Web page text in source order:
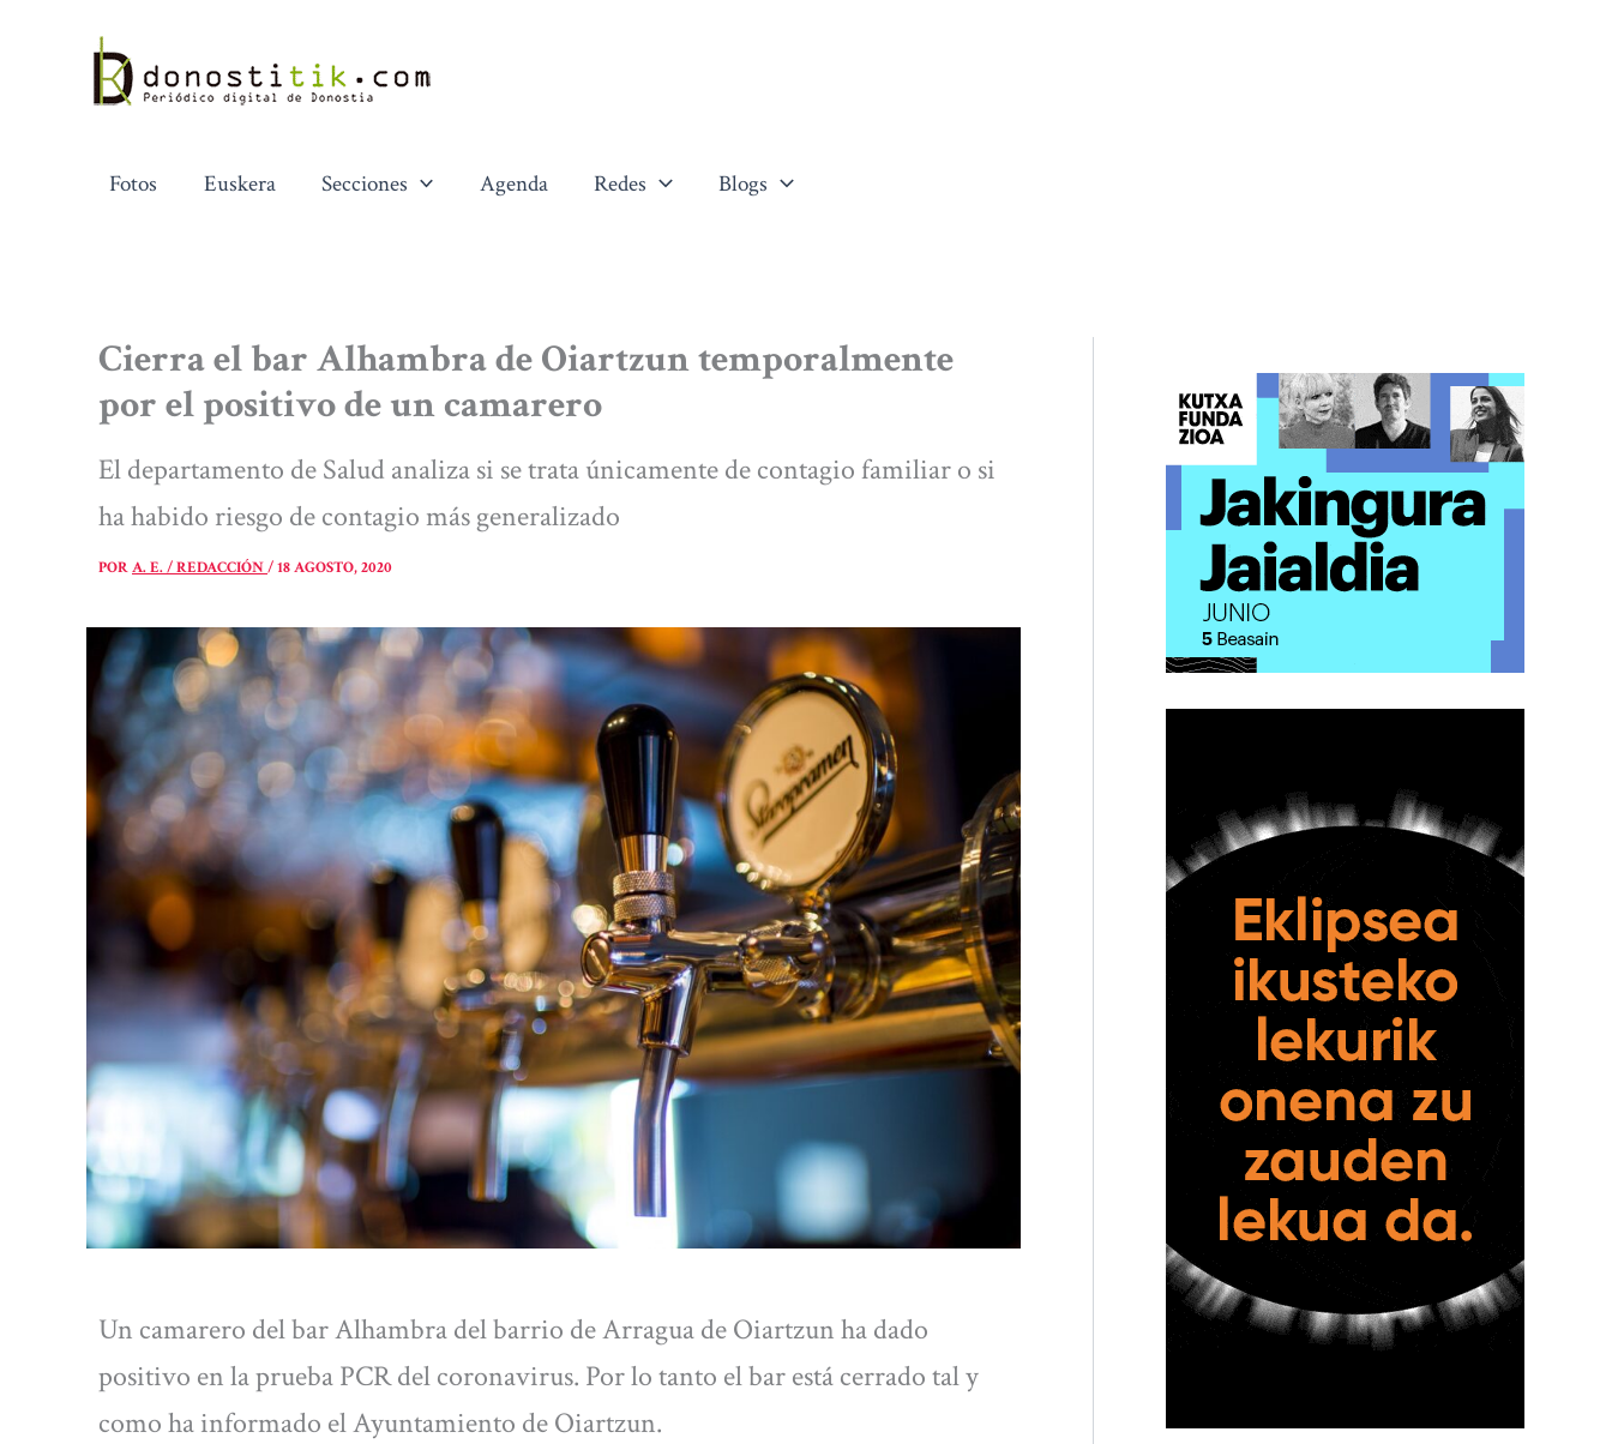
contenido
Fotos Euskera Secciones Agenda Redes Blogs
Cierra el bar Alhambra de Oiartzun temporalmente
por el positivo de un camarero
El departamento de Salud analiza si se trata únicamente de contagio familiar o si
ha habido riesgo de contagio más generalizado
PORA. E. / REDACCIÓN/18 AGOSTO, 2020
Un camarero del bar Alhambra del barrio de Arragua de Oiartzun ha dado
positivo en la prueba PCR del coronavirus. Por lo tanto el bar está cerrado tal y
como ha informado el Ayuntamiento de Oiartzun.